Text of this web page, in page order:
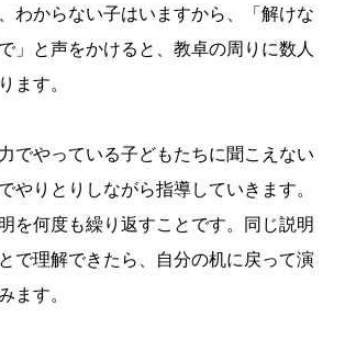
わからない子はいますから、「解けな
」と声をかけると、教卓の周りに数人
ます。
でやっている子どもたちに聞こえない
やりとりしながら指導していきます。
を何度も繰り返すことです。同じ説明
で理解できたら、自分の机に戻って演
ます。